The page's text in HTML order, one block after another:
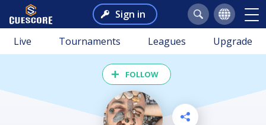
Sign in
Live Tournaments Leagues Upgrade
FOLLOW